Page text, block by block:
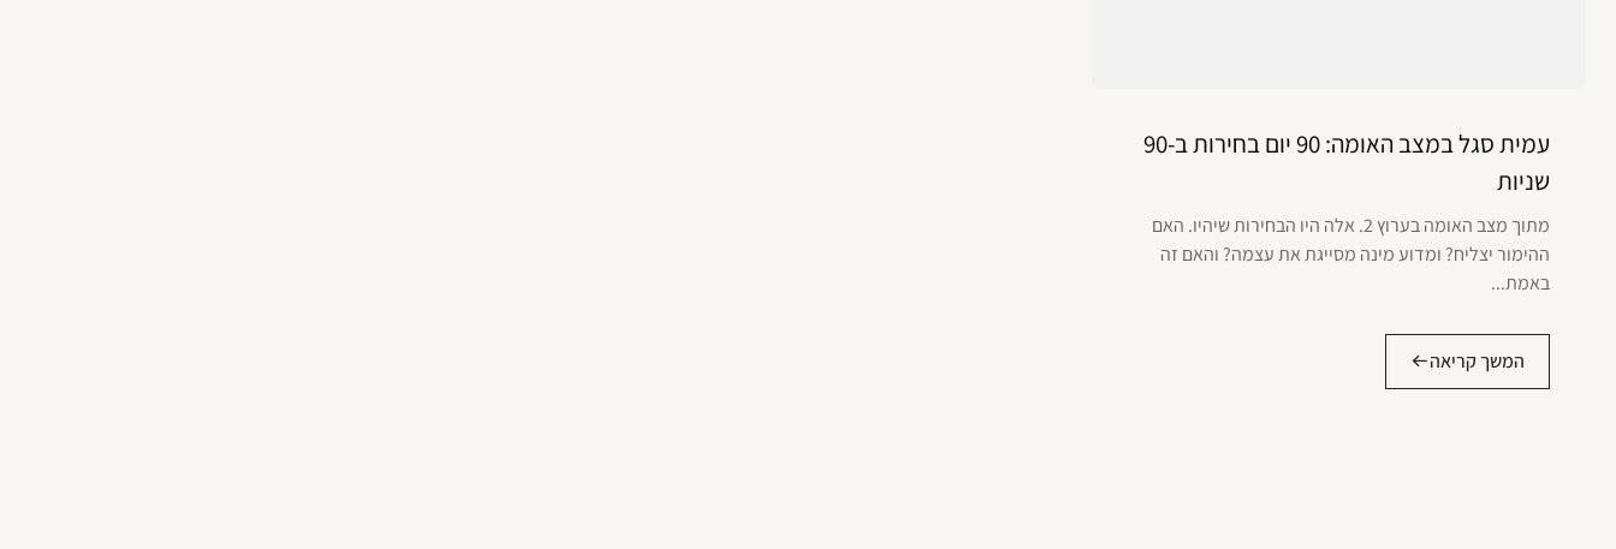
עמית סגל במצב האומה: 90 יום בחירות ב-90
שניות
מתוך מצב האומה בערוץ 2. אלה היו הבחירות שיהיו. האם
ההימור יצליח? ומדוע מינה מסייגת את עצמה? והאם זה
באמת...
המשך קריאה